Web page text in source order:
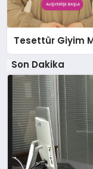
Tesettür Giyim
Son Dakika